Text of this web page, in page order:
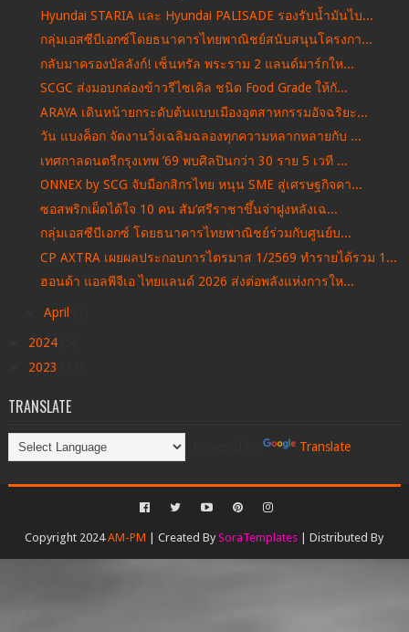
Hyundai STARIA และ Hyundai PALISADE รองรับน้ำมันไบ...
กลุ่มเอสซีบีเอกซ์โดยธนาคารไทยพาณิชย์สนับสนุนโครงกา...
กลับมาครองบัลลังก์! เซ็นทรัล พระราม 2 แลนด์มาร์กให...
SCGC ส่งมอบกล่องข้าวรีไซเคิล ชนิด Food Grade ให้กั...
ARAYA เดินหน้ายกระดับต้นแบบเมืองอุตสาหกรรมอัจฉริยะ...
วัน แบงค็อก จัดงานวิ่งเฉลิมฉลองทุกความหลากหลายกับ ...
เทศกาลดนตรีกรุงเทพ ’69 พบศิลปินกว่า 30 ราย 5 เวที ...
ONNEX by SCG จับมือกสิกรไทย หนุน SME สู่เศรษฐกิจคา...
ซอสพริกเผ็ดได้ใจ 10 คน สัม’ศรีราชาขึ้นจ่าฝูงหลังเฉ...
กลุ่มเอสซีบีเอกซ์ โดยธนาคารไทยพาณิชย์ร่วมกับศูนย์บ...
CP AXTRA เผยผลประกอบการไตรมาส 1/2569 ทำรายได้รวม 1...
ฮอนด้า แอลพีจีเอ ไทยแลนด์ 2026 ส่งต่อพลังแห่งการให...
April
2024
2023
TRANSLATE
Translate
Copyright 2024AM-PM | Created BySoraTemplates | Distributed By